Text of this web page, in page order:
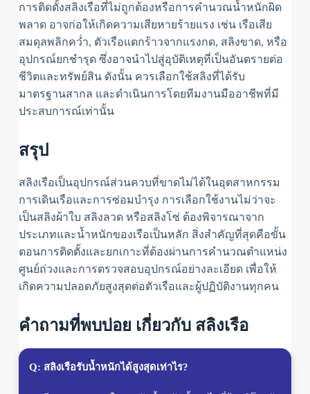
การติดตั้งสลิงเรือที่ไม่ถูกต้องหรือการคำนวณน้ำหนักผิด
พลาด อาจก่อให้เกิดความเสียหายร้ายแรง เช่น เรือเสีย
สมดุลพลิกคว่ำ, ตัวเรือแตกร้าวจากแรงกด, สลิงขาด, หรือ
อุปกรณ์ยกชำรุด ซึ่งอาจนำไปสู่อุบัติเหตุที่เป็นอันตรายต่อ
ชีวิตและทรัพย์สิน ดังนั้น ควรเลือกใช้สลิงที่ได้รับ
มาตรฐานสากล และดำเนินการโดยทีมงานมืออาชีพที่มี
ประสบการณ์เท่านั้น
สรุป
สลิงเรือเป็นอุปกรณ์ส่วนควบที่ขาดไม่ได้ในอุตสาหกรรม
การเดินเรือและการซ่อมบำรุง การเลือกใช้งานไม่ว่าจะ
เป็นสลิงผ้าใบ สลิงลวด หรือสลิงโซ่ ต้องพิจารณาจาก
ประเภทและน้ำหนักของเรือเป็นหลัก สิ่งสำคัญที่สุดคือขั้น
ตอนการติดตั้งและยกเกาะที่ต้องผ่านการคำนวณตำแหน่ง
ศูนย์ถ่วงและการตรวจสอบอุปกรณ์อย่างละเอียด เพื่อให้
เกิดความปลอดภัยสูงสุดต่อตัวเรือและผู้ปฏิบัติงานทุกคน
คำถามที่พบบ่อย เกี่ยวกับ สลิงเรือ
Q: สลิงเรือรับน้ำหนักได้สูงสุดเท่าไร?